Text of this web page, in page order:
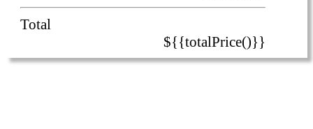
Total
${{totalPrice()}}